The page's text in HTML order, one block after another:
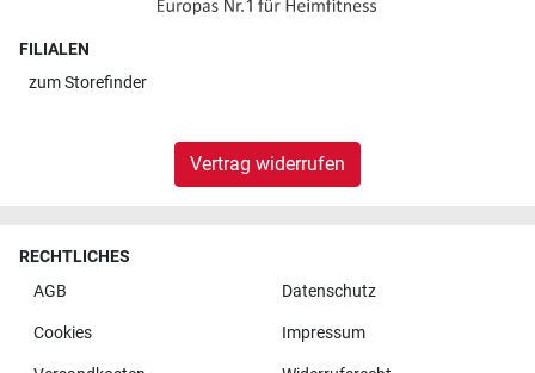
FILIALEN
zumStorefinder
Vertrag widerrufen
RECHTLICHES
AGB
Datenschutz
Cookies Impressum